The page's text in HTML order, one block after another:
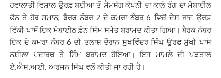
ਹਵਾਲਾਤੀ ਵਿਸ਼ਾਲ ਉਰਫ਼ ਬਈਆ ਤੋਂ ਸੈਮਸੰਗ ਕੰਪਨੀ ਦਾ ਕਾਲੇ ਰੰਗ ਦਾ ਮੋਬਾਈਲ
ਫ਼ੋਨ ਤੇ ਹੋਰ ਸਮਾਨ, ਬੈਰਕ ਨੰਬਰ 2 ਦੇ ਕਮਰਾ ਨੰਬਰ 6 ਵਿਚੋਂ ਦੇਸ ਰਾਜ ਉਰਫ਼
ਵਿੱਕੀ ਪਾਸੋਂ ਇਕ ਮੋਬਾਈਲ ਫ਼ੋਨ ਸਿੰਮ ਸਮੇਤ ਬਰਾਮਦ ਕੀਤਾ ਗਿਆ। ਬੈਰਕ ਨੰਬਰ
ਇੱਕ ਦੇ ਕਮਰਾ ਨੰਬਰ 6 ਦੀ ਤਲਾਸ਼ ਦੌਰਾਨ ਸੁਖਵਿੰਦਰ ਸਿੰਘ ਉਰਫ ਸੁੱਖੀ ਪਾਸੋਂ
ਨਸ਼ੀਲਾ ਪਦਾਰਥ ਤੇ ਸਿੰਮ ਬਰਾਮਦ ਹੋਇਆ। ਇਸ ਮਾਮਲੇ ਦੀ ਪੜਤਾਲ
ਏ.ਐਸ.ਆਈ. ਅਰਜਨ ਸਿੰਘ ਵਲੋਂ ਕੀਤੀ ਜਾ ਰਹੀ ਹੈ।